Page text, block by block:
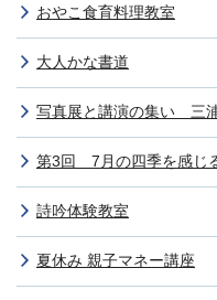
おやこ食育料理教室
大人かな書道
写真展と講演の集い 三
第3回 7月の四季を感じ
詩吟体験教室
夏休み 親子マネー講座